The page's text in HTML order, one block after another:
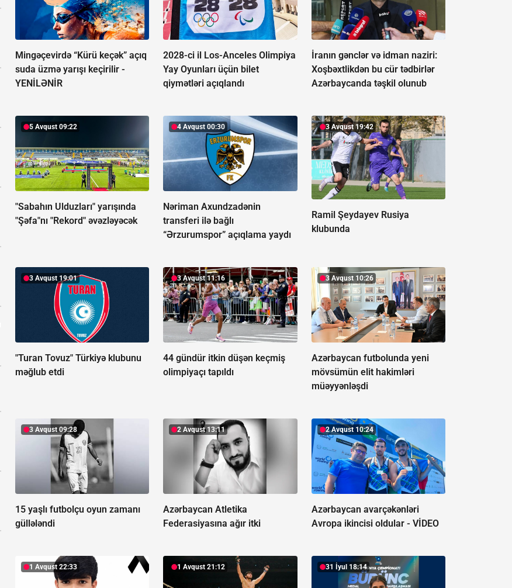
Mingəçevirdə “Kürü keçək” açıq
suda üzmə yarışı keçirilir -
YENİLƏNİR
2028-ci il Los-Anceles Olimpiya
Yay Oyunları üçün bilet
qiymətləri açıqlandı
İranın gənclər və idman naziri:
Xoşbəxtlikdən bu cür tədbirlər
Azərbaycanda təşkil olunub
5 Avqust 09:22
"Sabahın Ulduzları" yarışında
"Şəfa"nı "Rekord" əvəzləyəcək
4 Avqust 00:30
Nəriman Axundzadənin
transferi ilə bağlı
“Ərzurumspor” açıqlama yaydı
3 Avqust 19:42
Ramil Şeydayev Rusiya
klubunda
3 Avqust 19:01
"Turan Tovuz" Türkiyə klubunu
məğlub etdi
3 Avqust 11:16
44 gündür itkin düşən keçmiş
olimpiyaçı tapıldı
3 Avqust 10:26
Azərbaycan futbolunda yeni
mövsümün elit hakimləri
müəyyənləşdi
3 Avqust 09:28
15 yaşlı futbolçu oyun zamanı
güllələndi
2 Avqust 13:11
Azərbaycan Atletika
Federasiyasına ağır itki
2 Avqust 10:24
Azərbaycan avarçəkənləri
Avropa ikincisi oldular - VİDEO
1 Avqust 22:33 1 Avqust 21:12 31 İyul 18:14